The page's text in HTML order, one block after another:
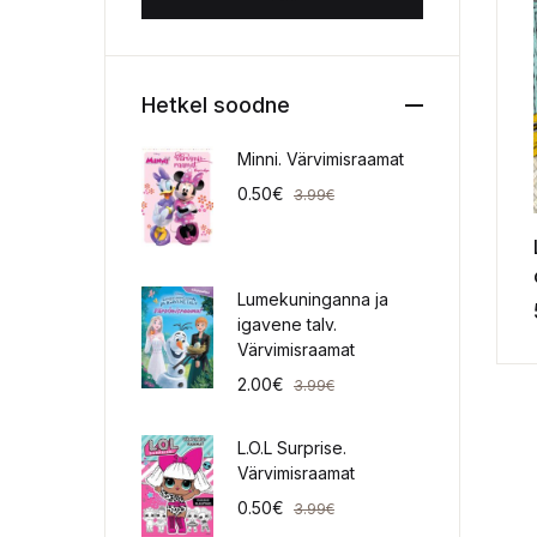
Hetkel soodne
Minni. Värvimisraamat
0.50€ 3.99€
Lumekuninganna ja
igavene talv.
Värvimisraamat
2.00€ 3.99€
L.O.L Surprise.
Värvimisraamat
0.50€ 3.99€